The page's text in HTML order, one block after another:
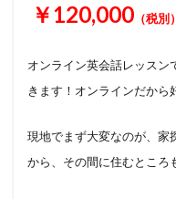
￥120,000 （税別）
オンライン英会話レッスン
きます！オンラインだから
現地でまず大変なのが、家
から、その間に住むところ